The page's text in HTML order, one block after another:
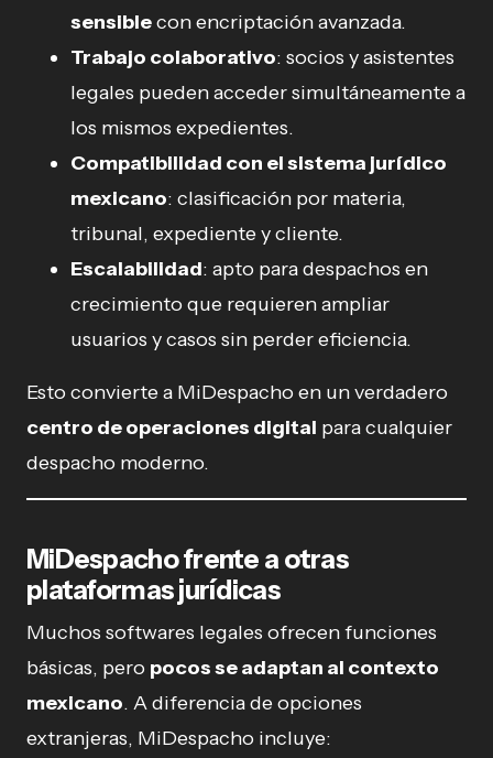
sensiblecon encriptación avanzada.
Trabajo colaborativo: socios y asistentes
legales pueden acceder simultáneamente a
los mismos expedientes.
Compatibilidad con el sistema jurídico
mexicano: clasificación por materia,
tribunal, expediente y cliente.
Escalabilidad: apto para despachos en
crecimiento que requieren ampliar
usuarios y casos sin perder eficiencia.
Esto convierte a MiDespacho en un verdadero
centro de operaciones digital para cualquier
despacho moderno.
MiDespacho frente a otras
plataformas jurídicas
Muchos softwares legales ofrecen funciones
básicas, pero pocos se adaptan al contexto
mexicano. A diferencia de opciones
extranjeras, MiDespacho incluye: